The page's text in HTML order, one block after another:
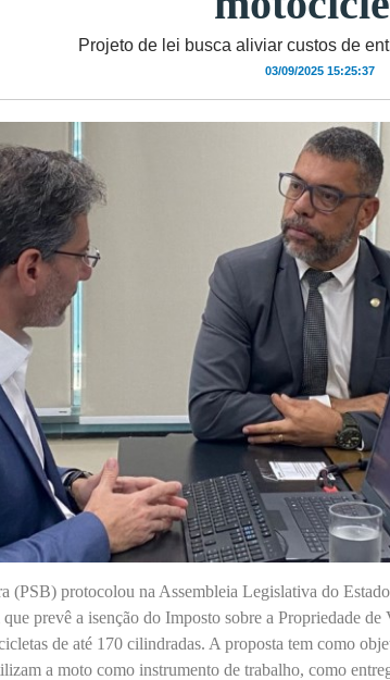
Projeto de lei busca aliviar custos de
03/09/2025 15:25:37
(PSB) protocolou na Assembleia Legislativa do
prevê a isenção do Imposto sobre a Propriedade de
de até 170 cilindradas. A proposta tem como
a moto como instrumento de trabalho, como